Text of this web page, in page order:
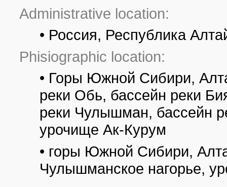
Administrative location:
• Россия, Республика
Phisiographic location:
• Горы Южной Сибири,
реки Обь, бассейн реки
реки Чулышман, бассейн
урочище Ак-Курум
• горы Южной Сибири,
Чулышманское нагорье,